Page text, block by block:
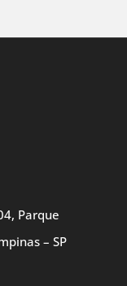
Parque
– SP